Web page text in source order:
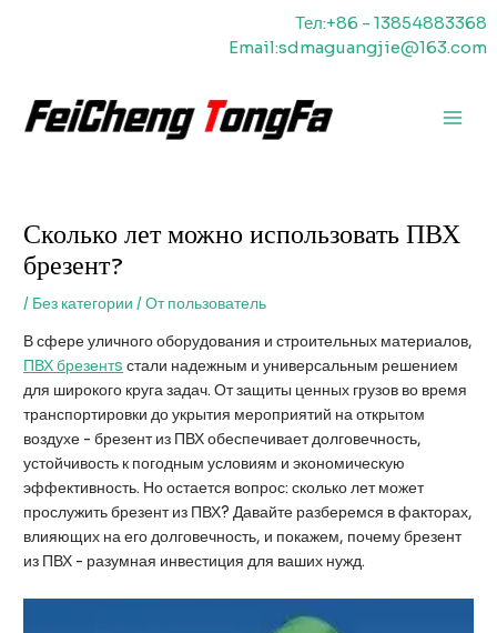
Тел:+86 - 13854883368
Email:sdmaguangjie@163.com
Сколько лет можно использовать ПВХ
брезент?
/ Без категории / Отпользователь
В сфере уличного оборудования и строительных материалов,
ПВХбрезентs стали надежным и универсальным решением
для широкого круга задач. От защиты ценных грузов во время
транспортировки до укрытия мероприятий на открытом
воздухе - брезент из ПВХ обеспечивает долговечность,
устойчивость к погодным условиям и экономическую
эффективность. Но остается вопрос: сколько лет может
прослужить брезент из ПВХ? Давайте разберемся в факторах,
влияющих на его долговечность, и покажем, почему брезент
из ПВХ - разумная инвестиция для ваших нужд.